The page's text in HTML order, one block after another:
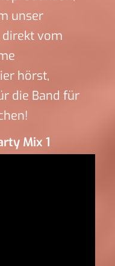
unser
vom
hörst,
die Band für
Mix 1